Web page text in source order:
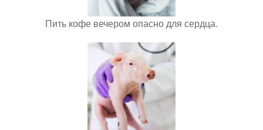
Пить кофе вечером опасно для сердца.